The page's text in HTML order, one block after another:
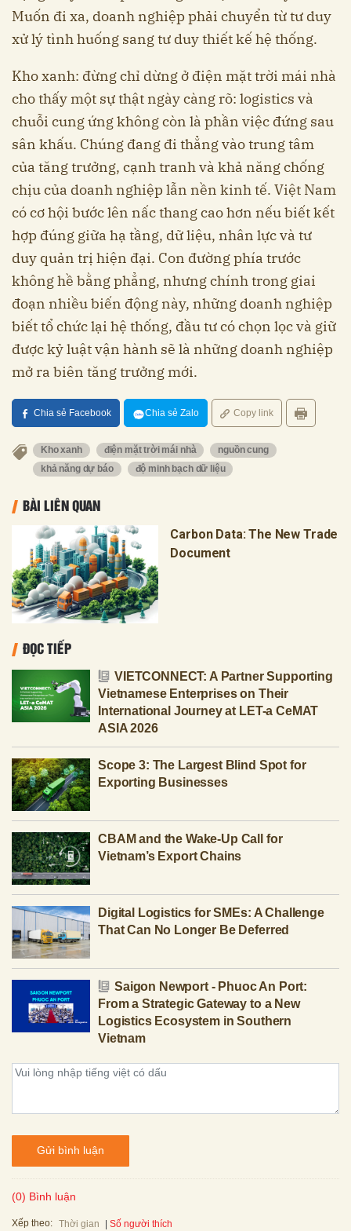
Muốn đi xa, doanh nghiệp phải chuyển từ tư duy
xử lý tình huống sang tư duy thiết kế hệ thống.
Kho xanh: đừng chỉ dừng ở điện mặt trời mái nhà
cho thấy một sự thật ngày càng rõ: logistics và
chuỗi cung ứng không còn là phần việc đứng sau
sân khấu. Chúng đang đi thẳng vào trung tâm
của tăng trưởng, cạnh tranh và khả năng chống
chịu của doanh nghiệp lẫn nền kinh tế. Việt Nam
có cơ hội bước lên nấc thang cao hơn nếu biết kết
hợp đúng giữa hạ tầng, dữ liệu, nhân lực và tư
duy quản trị hiện đại. Con đường phía trước
không hề bằng phẳng, nhưng chính trong giai
đoạn nhiều biến động này, những doanh nghiệp
biết tổ chức lại hệ thống, đầu tư có chọn lọc và giữ
được kỷ luật vận hành sẽ là những doanh nghiệp
mở ra biên tăng trưởng mới.
Chia sẻ Facebook Chia sẻ Zalo Copy link
Kho xanh điện mặt trời mái nhà
nguồn cung
khả năng dự báo
độ minh bạch dữ liệu
BÀI LIÊN QUAN
Carbon Data: The New Trade
Document
ĐỌC TIẾP
VIETCONNECT: A Partner Supporting
Vietnamese Enterprises on Their
International Journey at LET-a CeMAT
ASIA 2026
Scope 3: The Largest Blind Spot for
Exporting Businesses
CBAM and the Wake-Up Call for
Vietnam’s Export Chains
Digital Logistics for SMEs: A Challenge
That Can No Longer Be Deferred
Saigon Newport - Phuoc An Port:
From a Strategic Gateway to a New
Logistics Ecosystem in Southern
Vietnam
Gửi bình luận
(0) Bình luận
Xếp theo: Thời gian Số người thích